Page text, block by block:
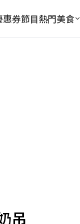
惠券節目熱門美食
吊